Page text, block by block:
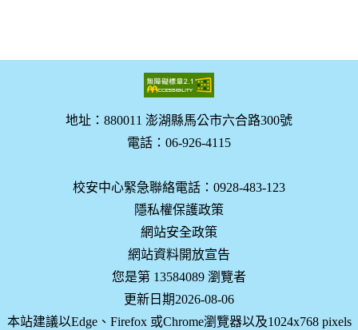
地址：880011 澎湖縣馬公市六合路300號
電話：06-926-4115
校安中心緊急聯絡電話：0928-483-123
隱私權保護政策
網站安全政策
網站資料開放宣告
您是第 13584089 瀏覽者
更新日期2026-08-06
本站建議以Edge、Firefox 或Chrome瀏覽器以及1024x768 pixels